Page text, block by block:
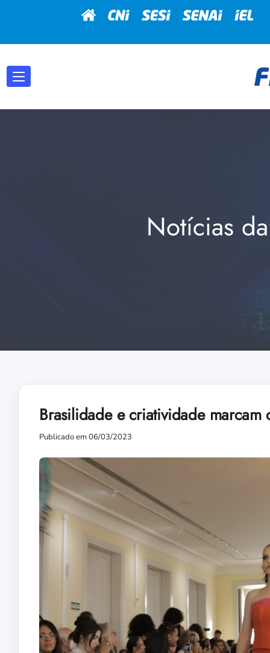
Notícias
Brasilidade e criatividade
Publicado em 06/03/2023